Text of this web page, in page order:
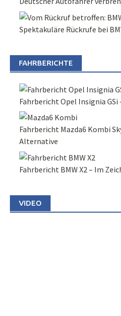
Spektakuläre Rückrufe bei
FAHRBERICHTE
Fahrbericht Opel Insignia GSi
Fahrbericht Mazda6 Kombi
Alternative
Fahrbericht BMW X2 – Im
VIDEO